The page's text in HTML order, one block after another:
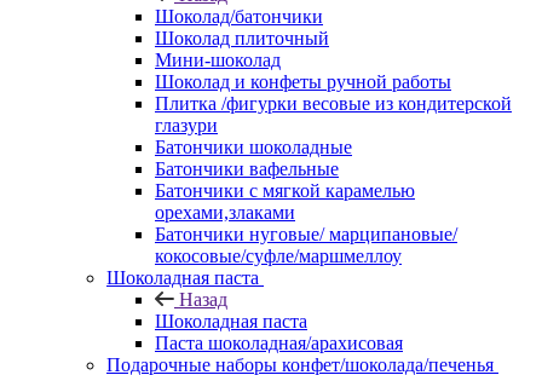
Шоколад/батончики
Шоколад плиточный
Мини-шоколад
Шоколад и конфеты ручной работы
Плитка /фигурки весовые из кондитерской
глазури
Батончики шоколадные
Батончики вафельные
Батончики с мягкой карамелью
орехами,злаками
Батончики нуговые/ марципановые/
кокосовые/суфле/маршмеллоу
Шоколадная паста
Назад
Шоколадная паста
Паста шоколадная/арахисовая
Подарочные наборы конфет/шоколада/печенья